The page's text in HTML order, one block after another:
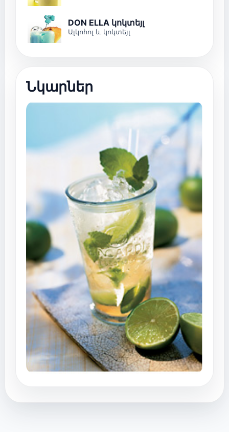
DON ELLA կոկտեյլ
Ալկոհոլ և կոկտեյլ
Նկարներ